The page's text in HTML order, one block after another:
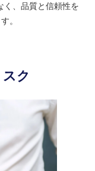
く、品質と信頼性を
。
ク